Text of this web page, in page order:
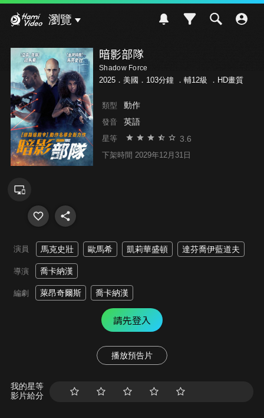
瀏覽
暗影部隊
Shadow Force
2025．美國．103分鐘 ． 輔12級 ．HD畫質
類型 動作
發音 英語
星等 3.6
下架時間 2029年12月31日
演員 馬克史壯 歐馬希 凱莉華盛頓 達芬喬伊藍道夫
導演 喬卡納漢
編劇 萊昂奇爾斯 喬卡納漢
請先登入
播放預告片
我的星等
影片給分